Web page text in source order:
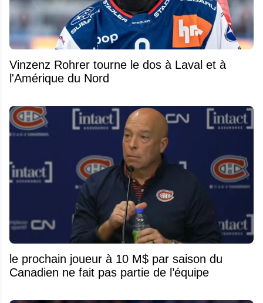
Vinzenz Rohrer tourne le dos à Laval et à
l'Amérique du Nord
le prochain joueur à 10 M$ par saison du
Canadien ne fait pas partie de l’équipe